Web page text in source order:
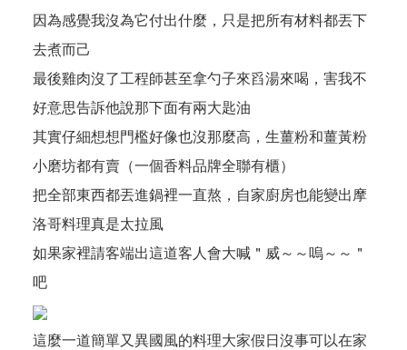
因為感覺我沒為它付出什麼，只是把所有材料都丟下
去煮而己
最後雞肉沒了工程師甚至拿勺子來舀湯來喝，害我不
好意思告訴他說那下面有兩大匙油
其實仔細想想門檻好像也沒那麼高，生薑粉和薑黃粉
小磨坊都有賣（一個香料品牌全聯有櫃）
把全部東西都丟進鍋裡一直熬，自家廚房也能變出摩
洛哥料理真是太拉風
如果家裡請客端出這道客人會大喊＂威～～嗚～～＂
吧
這麼一道簡單又異國風的料理大家假日沒事可以在家